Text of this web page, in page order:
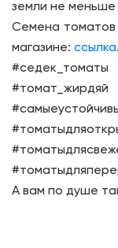
земли не меньше
Семена томатов
магазине: ссылка.
А вам по душе